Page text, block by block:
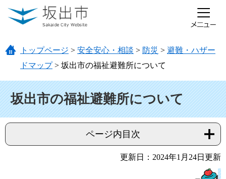
ページの先頭です。
メニューを飛ばして本文へ
トップページ > 安全安心・相談 > 防災 > 避難・ハザー
ドマップ> 坂出市の福祉避難所について
坂出市の福祉避難所について
ページ内目次
更新日：2024年1月24日更新